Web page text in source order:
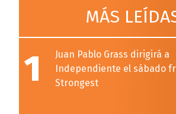
MÁS
1
Juan Pablo Grass dirigirá a
Independiente el sábado
Strongest